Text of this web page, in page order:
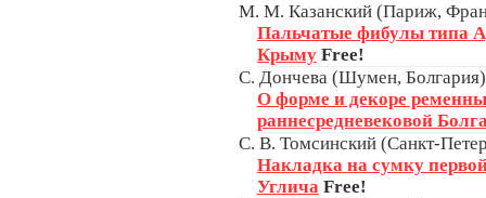
М. М. Казанский (Париж,
Пальчатые фибулы типа
Крыму Free!
С. Дончева (Шумен, Болгария)
О форме и декоре
раннесредневековой
С. В. Томсинский (Санкт-
Накладка на сумку
Углича Free!